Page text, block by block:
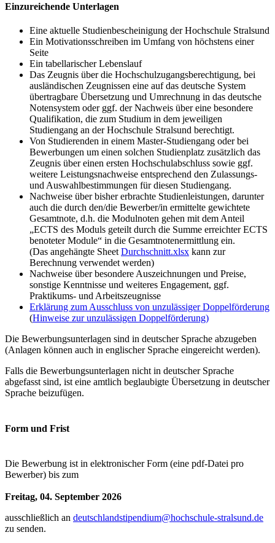
Einzure­ichende Un­ter­la­gen
Eine aktuelle Studienbescheinigung der Hochschule Stralsund
Ein Motivationsschreiben im Umfang von höchstens einer
Seite
Ein tabellarischer Lebenslauf
Das Zeugnis über die Hochschulzugangsberechtigung, bei
ausländischen Zeugnissen eine auf das deutsche System
übertragbare Übersetzung und Umrechnung in das deutsche
Notensystem oder ggf. der Nachweis über eine besondere
Qualifikation, die zum Studium in dem jeweiligen
Studiengang an der Hochschule Stralsund berechtigt.
Von Studierenden in einem Master-Studiengang oder bei
Bewerbungen um einen solchen Studienplatz zusätzlich das
Zeugnis über einen ersten Hochschulabschluss sowie ggf.
weitere Leistungsnachweise entsprechend den Zulassungs-
und Auswahlbestimmungen für diesen Studiengang.
Nachweise über bisher erbrachte Studienleistungen, darunter
auch die durch den/die Bewerber/in ermittelte gewichtete
Gesamtnote, d.h. die Modulnoten gehen mit dem Anteil
„ECTS des Moduls geteilt durch die Summe erreichter ECTS
benoteter Module“ in die Gesamtnotenermittlung ein.
(Das angehängte Sheet Durchschnitt.xlsx kann zur
Berechnung verwendet werden)
Nachweise über besondere Auszeichnungen und Preise,
sonstige Kenntnisse und weiteres Engagement, ggf.
Praktikums- und Arbeitszeugnisse
Erklärung zum Ausschluss von unzulässiger Doppelförderung
(Hinweise zur unzulässigen Doppelförderung)
Die Bewerbungsunterlagen sind in deutscher Sprache abzugeben
(Anlagen können auch in englischer Sprache eingereicht werden).
Falls die Bewerbungsunterlagen nicht in deutscher Sprache
abgefasst sind, ist eine amtlich beglaubigte Übersetzung in deutscher
Sprache beizufügen.
Form und Frist
Die Bewerbung ist in elektronischer Form (eine pdf-Datei pro
Bewerber) bis zum
Freitag, 04. September 2026
ausschließlich an deutschlandstipendium@hochschule-stralsund.de
zu senden.